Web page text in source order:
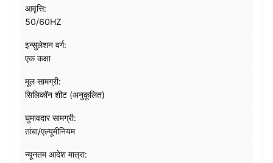
आवृत्ति:
50/60HZ
इन्सुलेशन वर्ग:
एक कक्षा
मूल सामग्री:
सिलिकॉन शीट (अनुकूलित)
घुमावदार सामग्री:
तांबा/एल्यूमीनियम
न्यूनतम आदेश मात्रा: